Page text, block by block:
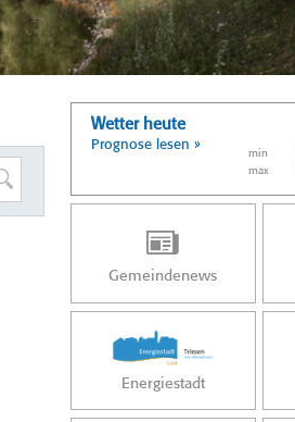
Wetter heute
Prognose lesen »
min
max
Gemeindenews
Energiestadt